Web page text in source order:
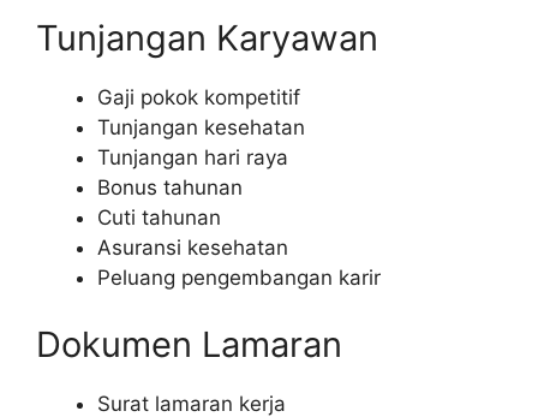
Tunjangan Karyawan
Gaji pokok kompetitif
Tunjangan kesehatan
Tunjangan hari raya
Bonus tahunan
Cuti tahunan
Asuransi kesehatan
Peluang pengembangan karir
Dokumen Lamaran
Surat lamaran kerja